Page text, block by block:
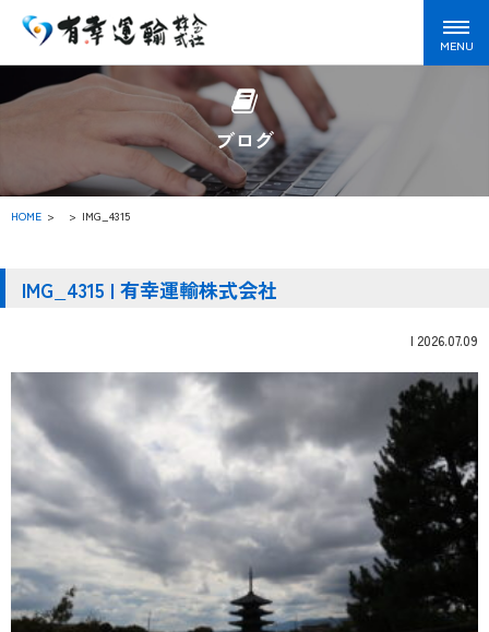
ブログ
HOME > IMG_4315
IMG_4315 | 有幸運輸株式会社
| 2026.07.09